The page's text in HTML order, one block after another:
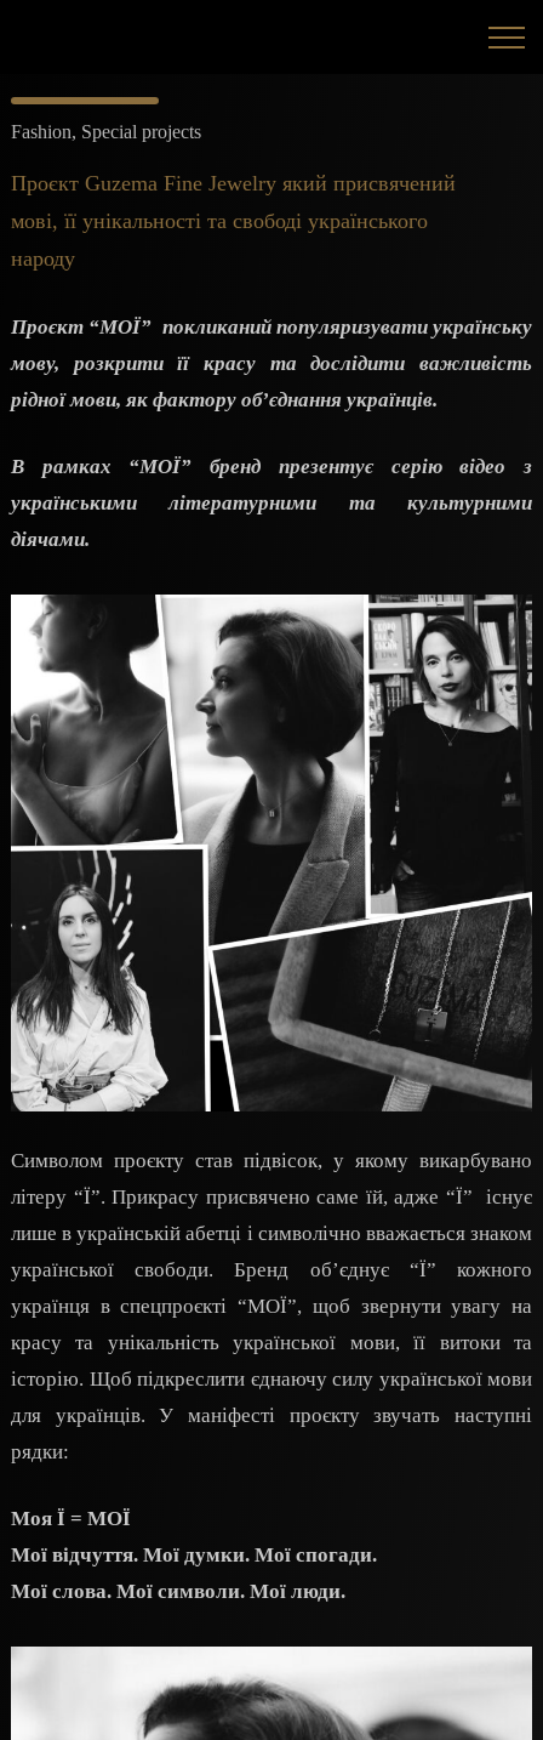
Fashion, Special projects
Проєкт Guzema Fine Jewelry який присвячений
мові, її унікальності та свободі українського
народу
Проєкт “МОЇ” покликаний популяризувати українську
мову, розкрити її красу та дослідити важливість
рідної мови, як фактору об’єднання українців.
В рамках “МОЇ” бренд презентує серію відео з
українськими літературними та культурними
діячами.
Символом проєкту став підвісок, у якому викарбувано
літеру “Ї”. Прикрасу присвячено саме їй, адже “Ї” існує
лише в українській абетці і символічно вважається знаком
української свободи. Бренд об’єднує “Ї” кожного
українця в спецпроєкті “МОЇ”, щоб звернути увагу на
красу та унікальність української мови, її витоки та
історію. Щоб підкреслити єднаючу силу української мови
для українців. У маніфесті проєкту звучать наступні
рядки:
Моя Ї = МОЇ
Мої відчуття. Мої думки. Мої спогади.
Мої слова. Мої символи. Мої люди.